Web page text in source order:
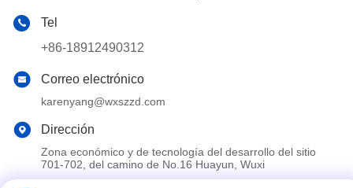
Tel
+86-18912490312
Correo electrónico
karenyang@wxszzd.com
Dirección
Zona económico y de tecnología del desarrollo del sitio
701-702, del camino de No.16 Huayun, Wuxi